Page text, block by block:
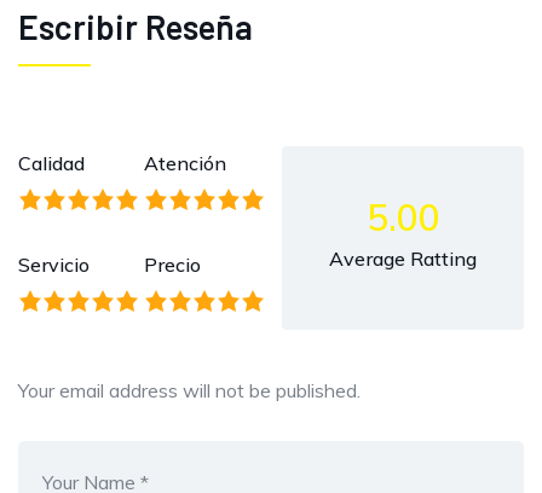
Escribir Reseña
Calidad Atención
Servicio Precio
5.00
Average Ratting
Your email address will not be published.